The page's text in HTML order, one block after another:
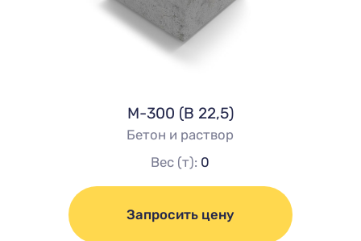
М-300 (В 22,5)
Бетон и раствор
Вес (т): 0
Запросить цену